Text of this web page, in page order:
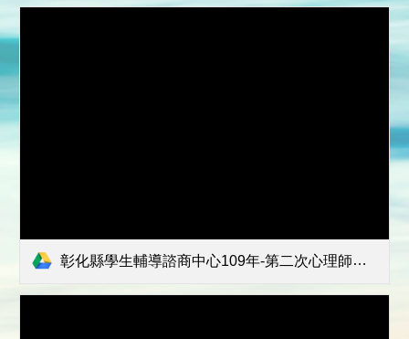
彰化縣學生輔導諮商中心109年-第二次心理師甄試簡章.doc